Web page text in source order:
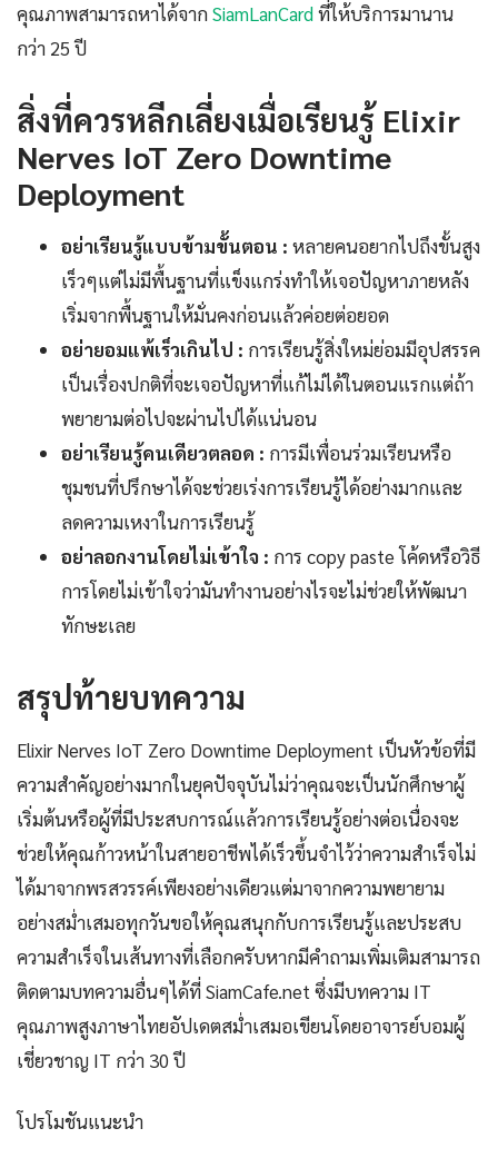
คุณภาพสามารถหาได้จากSiamLanCardที่ให้บริการมานาน
กว่า 25 ปี
สิ่งที่ควรหลีกเลี่ยงเมื่อเรียนรู้ Elixir
Nerves IoT Zero Downtime
Deployment
อย่าเรียนรู้แบบข้ามขั้นตอน : หลายคนอยากไปถึงขั้นสูง
เร็วๆแต่ไม่มีพื้นฐานที่แข็งแกร่งทำให้เจอปัญหาภายหลัง
เริ่มจากพื้นฐานให้มั่นคงก่อนแล้วค่อยต่อยอด
อย่ายอมแพ้เร็วเกินไป : การเรียนรู้สิ่งใหม่ย่อมมีอุปสรรค
เป็นเรื่องปกติที่จะเจอปัญหาที่แก้ไม่ได้ในตอนแรกแต่ถ้า
พยายามต่อไปจะผ่านไปได้แน่นอน
อย่าเรียนรู้คนเดียวตลอด : การมีเพื่อนร่วมเรียนหรือ
ชุมชนที่ปรึกษาได้จะช่วยเร่งการเรียนรู้ได้อย่างมากและ
ลดความเหงาในการเรียนรู้
อย่าลอกงานโดยไม่เข้าใจ : การ copy paste โค้ดหรือวิธี
การโดยไม่เข้าใจว่ามันทำงานอย่างไรจะไม่ช่วยให้พัฒนา
ทักษะเลย
สรุปท้ายบทความ
Elixir Nerves IoT Zero Downtime Deployment เป็นหัวข้อที่มี
ความสำคัญอย่างมากในยุคปัจจุบันไม่ว่าคุณจะเป็นนักศึกษาผู้
เริ่มต้นหรือผู้ที่มีประสบการณ์แล้วการเรียนรู้อย่างต่อเนื่องจะ
ช่วยให้คุณก้าวหน้าในสายอาชีพได้เร็วขึ้นจำไว้ว่าความสำเร็จไม่
ได้มาจากพรสวรรค์เพียงอย่างเดียวแต่มาจากความพยายาม
อย่างสม่ำเสมอทุกวันขอให้คุณสนุกกับการเรียนรู้และประสบ
ความสำเร็จในเส้นทางที่เลือกครับหากมีคำถามเพิ่มเติมสามารถ
ติดตามบทความอื่นๆได้ที่ SiamCafe.net ซึ่งมีบทความ IT
คุณภาพสูงภาษาไทยอัปเดตสม่ำเสมอเขียนโดยอาจารย์บอมผู้
เชี่ยวชาญ IT กว่า 30 ปี
โปรโมชันแนะนำ